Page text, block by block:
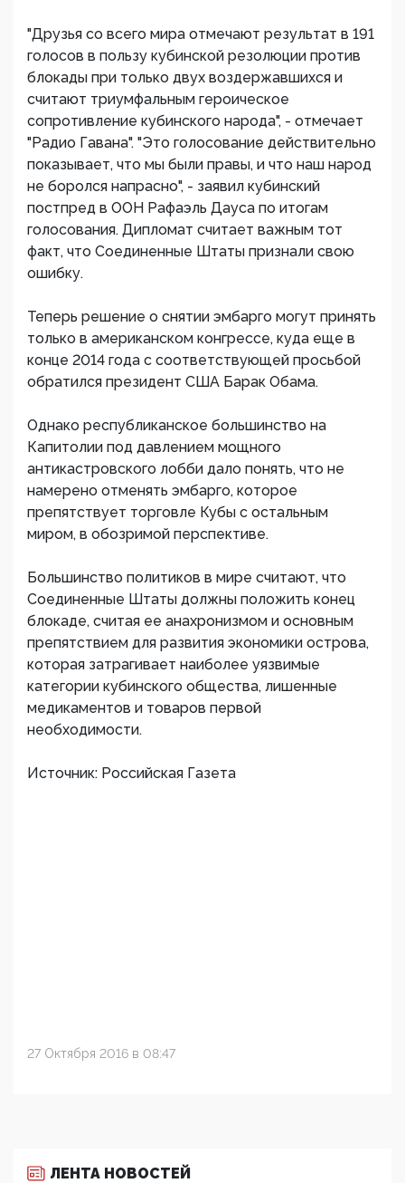
"Друзья со всего мира отмечают результат в 191
голосов в пользу кубинской резолюции против
блокады при только двух воздержавшихся и
считают триумфальным героическое
сопротивление кубинского народа", - отмечает
"Радио Гавана". "Это голосование действительно
показывает, что мы были правы, и что наш народ
не боролся напрасно", - заявил кубинский
постпред в ООН Рафаэль Дауса по итогам
голосования. Дипломат считает важным тот
факт, что Соединенные Штаты признали свою
ошибку.
Теперь решение о снятии эмбарго могут принять
только в американском конгрессе, куда еще в
конце 2014 года с соответствующей просьбой
обратился президент США Барак Обама.
Однако республиканское большинство на
Капитолии под давлением мощного
антикастровского лобби дало понять, что не
намерено отменять эмбарго, которое
препятствует торговле Кубы с остальным
миром, в обозримой перспективе.
Большинство политиков в мире считают, что
Соединенные Штаты должны положить конец
блокаде, считая ее анахронизмом и основным
препятствием для развития экономики острова,
которая затрагивает наиболее уязвимые
категории кубинского общества, лишенные
медикаментов и товаров первой
необходимости.
Источник: Российская Газета
27 Октября 2016 в 08:47
ЛЕНТА НОВОСТЕЙ